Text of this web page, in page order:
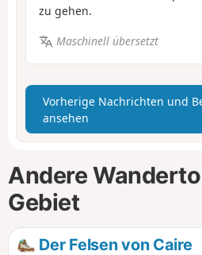
zu gehen.
Maschinell übersetzt
Vorherige Nachrichten und
ansehen
Andere
Gebiet
Der Felsen von Caire